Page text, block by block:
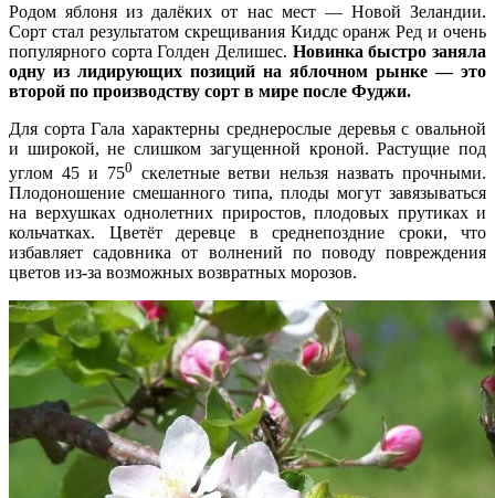
Родом яблоня из далёких от нас мест — Новой Зеландии.
Сорт стал результатом скрещивания Киддс оранж Ред и очень
популярного сорта Голден Делишес. Новинка быстро заняла
одну из лидирующих позиций на яблочном рынке — это
второй по производству сорт в мире после Фуджи.
Для сорта Гала характерны среднерослые деревья с овальной
и широкой, не слишком загущенной кроной. Растущие под
углом 45 и 750 скелетные ветви нельзя назвать прочными.
Плодоношение смешанного типа, плоды могут завязываться
на верхушках однолетних приростов, плодовых прутиках и
кольчатках. Цветёт деревце в среднепоздние сроки, что
избавляет садовника от волнений по поводу повреждения
цветов из-за возможных возвратных морозов.